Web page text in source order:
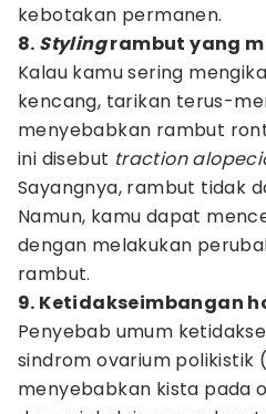
kebotakan permanen.
8. Stylingrambut yang
Kalau kamu sering
kencang, tarikan terus-
menyebabkan rambut
ini disebut traction
Sayangnya, rambut tidak
Namun, kamu dapat
dengan melakukan
rambut.
9. Ketidakseimbangan
Penyebab umum
sindrom ovarium polikistik
menyebabkan kista pada